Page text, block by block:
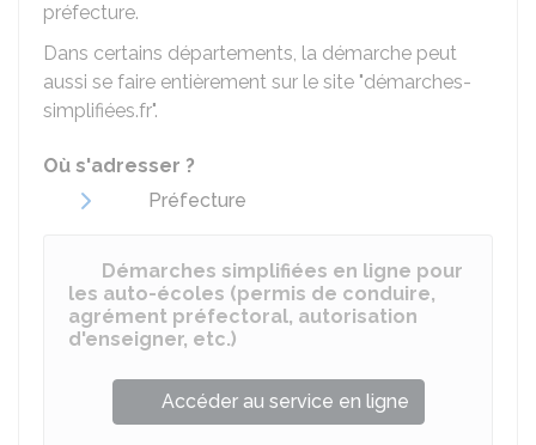
préfecture.
Dans certains départements, la démarche peut
aussi se faire entièrement sur le site "démarches-
simplifiées.fr".
Où s'adresser ?
Préfecture
Démarches simplifiées en ligne pour
les auto-écoles (permis de conduire,
agrément préfectoral, autorisation
d'enseigner, etc.)
Accéder au service en ligne